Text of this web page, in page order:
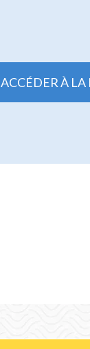
ACCÉDER À LA